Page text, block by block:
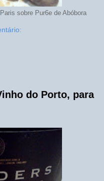
sobre Pur6e de Abóbora
do Porto, para